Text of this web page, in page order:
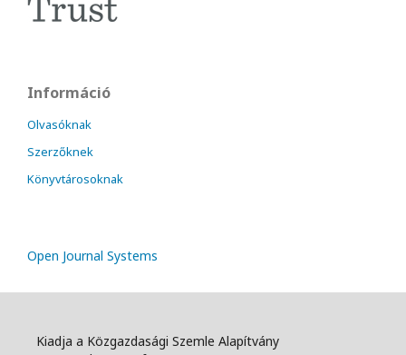
Információ
Olvasóknak
Szerzőknek
Könyvtárosoknak
Open Journal Systems
Kiadja a Közgazdasági Szemle Alapítvány